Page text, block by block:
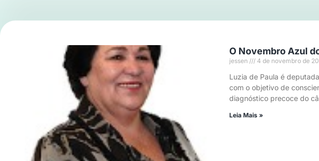
O Novembro Azul
jessen 4 de novembro de
Luzia de Paula é
com o objetivo de
diagnóstico precoce do
Leia Mais »